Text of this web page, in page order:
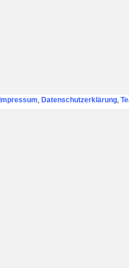
Impressum, Datenschutzerklärung,